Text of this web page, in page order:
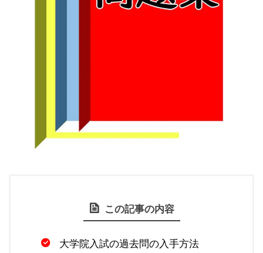
この記事の内容
大学院入試の過去問の入手方法